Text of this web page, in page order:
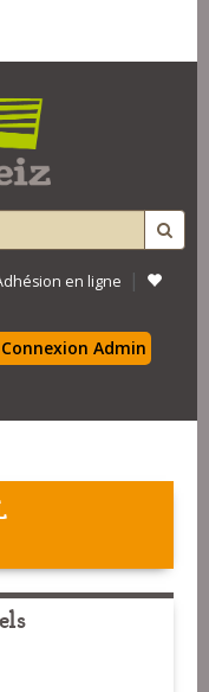
en ligne |
Admin